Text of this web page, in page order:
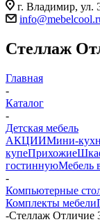
г. Владимир, ул.
Стеллаж
Главная
-
Каталог
-
Детская мебель
АКЦИИМини-
купеПрихожие
гостиннуюМебель
-
Компьютерные
Комплекты мебели
-Стеллаж Отличие